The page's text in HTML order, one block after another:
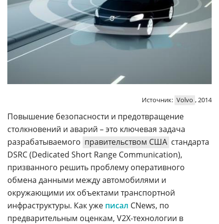
Источник: Volvo , 2014
Повышение безопасности и предотвращение
столкновений и аварий – это ключевая задача
разрабатываемого правительством США стандарта
DSRC (Dedicated Short Range Communication),
призванного решить проблему оперативного
обмена данными между автомобилями и
окружающими их объектами транспортной
инфраструктуры. Как уже писал CNews, по
предварительным оценкам, V2X-технологии в